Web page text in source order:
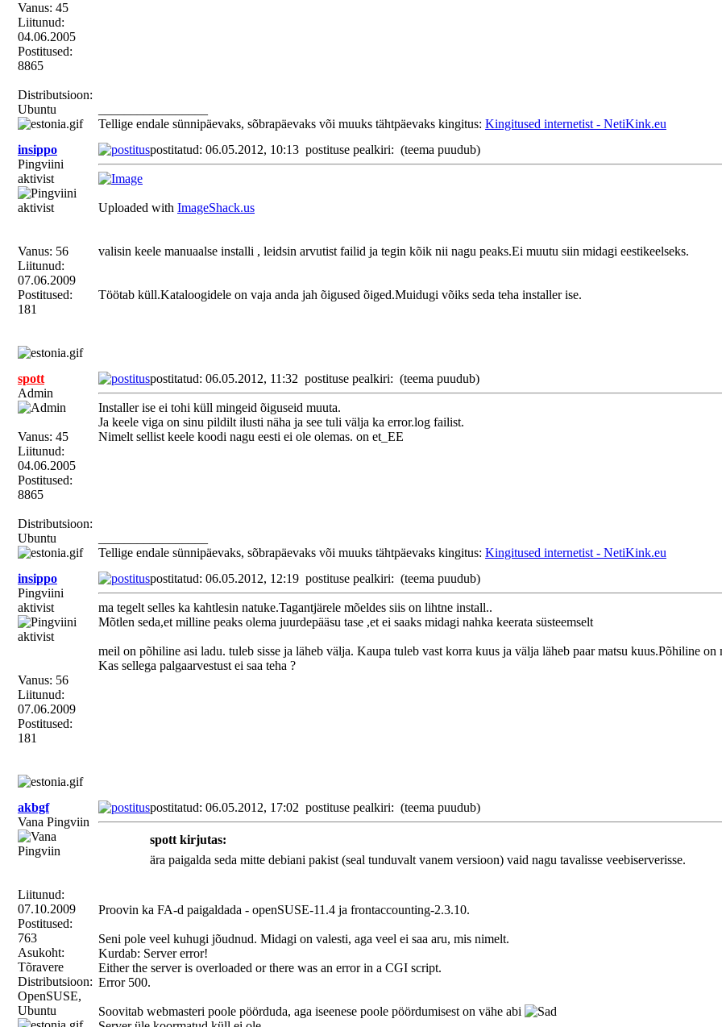
Vanus: 45
Liitunud:
04.06.2005
Postitused:
8865
Distributsioon:
Ubuntu
Tellige endale sünnipäevaks, sõbrapäevaks või muuks tähtpäevaks kingitus: Kingitused internetist - NetiKink.eu
insippo
Pingviini
aktivist
Vanus: 56
Liitunud:
07.06.2009
Postitused:
181
postitatud: 06.05.2012, 10:13 postituse pealkiri: (teema puudub)
Uploaded with ImageShack.us
valisin keele manuaalse installi , leidsin arvutist failid ja tegin kõik nii nagu peaks.Ei muutu siin midagi eestikeelseks.
Töötab küll.Kataloogidele on vaja anda jah õigused õiged.Muidugi võiks seda teha installer ise.
spott
Admin
Vanus: 45
Liitunud:
04.06.2005
Postitused:
8865
Distributsioon:
Ubuntu
postitatud: 06.05.2012, 11:32 postituse pealkiri: (teema puudub)
Installer ise ei tohi küll mingeid õiguseid muuta.
Ja keele viga on sinu pildilt ilusti näha ja see tuli välja ka error.log failist.
Nimelt sellist keele koodi nagu eesti ei ole olemas. on et_EE
Tellige endale sünnipäevaks, sõbrapäevaks või muuks tähtpäevaks kingitus: Kingitused internetist - NetiKink.eu
insippo
Pingviini
aktivist
Vanus: 56
Liitunud:
07.06.2009
Postitused:
181
postitatud: 06.05.2012, 12:19 postituse pealkiri: (teema puudub)
ma tegelt selles ka kahtlesin natuke.Tagantjärele mõeldes siis on lihtne install..
Mõtlen seda,et milline peaks olema juurdepääsu tase ,et ei saaks midagi nahka keerata süsteemselt
meil on põhiline asi ladu. tuleb sisse ja läheb välja. Kaupa tuleb vast korra kuus ja välja läheb paar matsu kuus.Põhiline
Kas sellega palgaarvestust ei saa teha ?
akbgf
Vana Pingviin
Liitunud:
07.10.2009
Postitused:
763
Asukoht:
Tõravere
Distributsioon:
OpenSUSE,
Ubuntu
postitatud: 06.05.2012, 17:02 postituse pealkiri: (teema puudub)
spott kirjutas:
ära paigalda seda mitte debiani pakist (seal tunduvalt vanem versioon) vaid nagu tavalisse veebiserverisse.
Proovin ka FA-d paigaldada - openSUSE-11.4 ja frontaccounting-2.3.10.
Seni pole veel kuhugi jõudnud. Midagi on valesti, aga veel ei saa aru, mis nimelt.
Kurdab: Server error!
Either the server is overloaded or there was an error in a CGI script.
Error 500.
Soovitab webmasteri poole pöörduda, aga iseenese poole pöördumisest on vähe abi